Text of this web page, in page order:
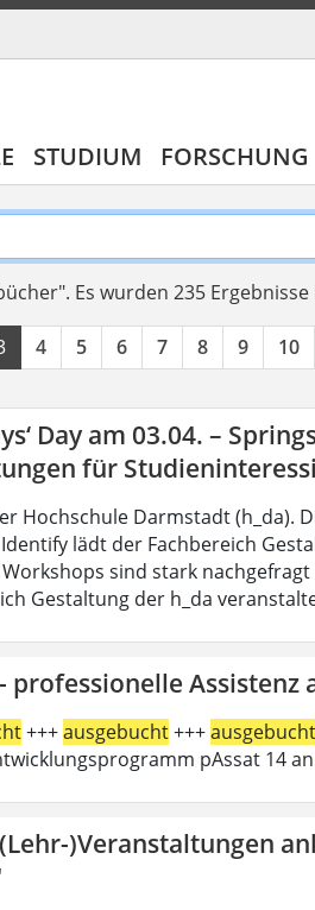
STUDIUM FORSCHUNG
Es wurden 235
4 5 6 7 8 9 10
Day am 03.04. –
für
Hochschule Darmstadt (h_da).
lädt der Fachbereich
sind stark
Gestaltung der h_da
professionelle
+++ausgebucht+++ausgebucht
pAssat 14
(Lehr-)Veranstaltungen